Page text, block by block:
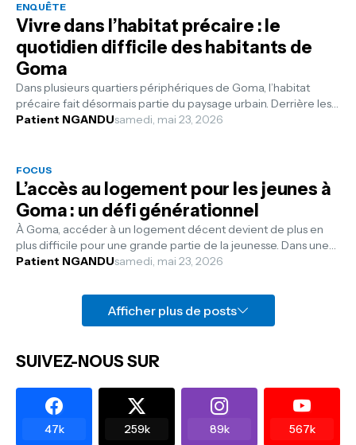
ENQUÊTE
Vivre dans l’habitat précaire : le
quotidien difficile des habitants de
Goma
Dans plusieurs quartiers périphériques de Goma, l’habitat
précaire fait désormais partie du paysage urbain. Derrière les
constructions impr...
Patient NGANDUsamedi, mai 23, 2026
FOCUS
L’accès au logement pour les jeunes à
Goma : un défi générationnel
À Goma, accéder à un logement décent devient de plus en
plus difficile pour une grande partie de la jeunesse. Dans une
ville marquée par un...
Patient NGANDUsamedi, mai 23, 2026
Afficher plus de posts
SUIVEZ-NOUS SUR
47k 259k 89k 567k